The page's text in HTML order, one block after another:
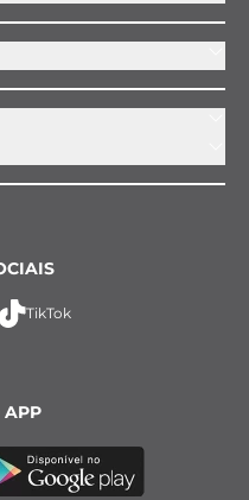
APP
TikTok